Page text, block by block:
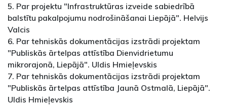
5. Par projektu "Infrastruktūras izveide sabiedrībā
balstītu pakalpojumu nodrošināšanai Liepājā". Helvijs
Valcis
6. Par tehniskās dokumentācijas izstrādi projektam
"Publiskās ārtelpas attīstība Dienvidrietumu
mikrorajonā, Liepājā". Uldis Hmieļevskis
7. Par tehniskās dokumentācijas izstrādi projektam
"Publiskās ārtelpas attīstība Jaunā Ostmalā, Liepājā".
Uldis Hmieļevskis